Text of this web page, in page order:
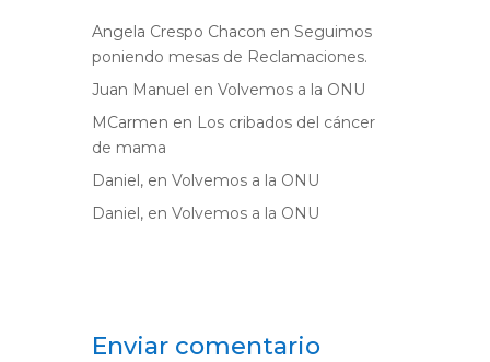
Angela Crespo Chacon en Seguimos
poniendo mesas de Reclamaciones.
Juan Manuel en Volvemos a la ONU
MCarmen en Los cribados del cáncer
de mama
Daniel, en Volvemos a la ONU
Daniel, en Volvemos a la ONU
Enviar comentario